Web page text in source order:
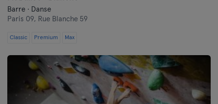
Barre · Danse
Paris 09, Rue Blanche 59
Classic Premium Max